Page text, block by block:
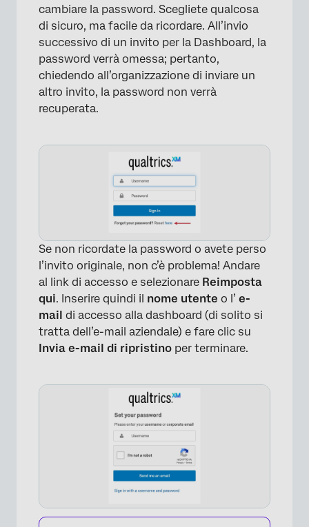
cambiare la password. Scegliete qualcosa
di sicuro, ma facile da ricordare. All’invio
successivo di un invito per la Dashboard, la
password verrà omessa; pertanto,
chiedendo all’organizzazione di inviare un
altro invito, la password non verrà
recuperata.
Se non ricordate la password o avete perso
l’invito originale, non c’è problema! Andare
al link di accesso e selezionare Reimposta
qui. Inserire quindi il nome utente o l’ e-
mail di accesso alla dashboard (di solito si
tratta dell’e-mail aziendale) e fare clic su
Invia e-mail di ripristino per terminare.